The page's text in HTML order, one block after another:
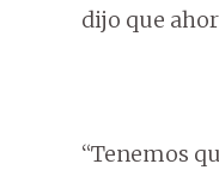
dijo que
“Tenemos